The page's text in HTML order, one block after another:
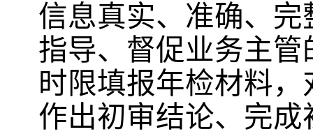
信息真实、准确、
指导、督促业务主管
时限填报年检材料
作出初审结论、完成